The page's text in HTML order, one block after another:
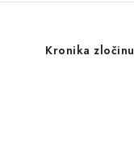
Kronika zločinu